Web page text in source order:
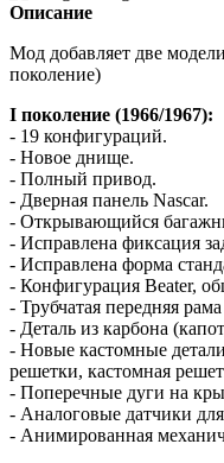
Описание
Мод добавляет две
поколение)
I поколение (1966/1967):
- 19 конфигураций.
- Новое днище.
- Полный привод.
- Дверная панель Nascar.
- Открывающийся
- Исправлена ​​фиксация
- Исправлена ​​форма
- Конфигурация Beater,
- Трубчатая передняя
- Деталь из карбона
- Новые кастомные
решетки, кастомная
- Поперечные дуги на
- Аналоговые датчики
- Анимированная